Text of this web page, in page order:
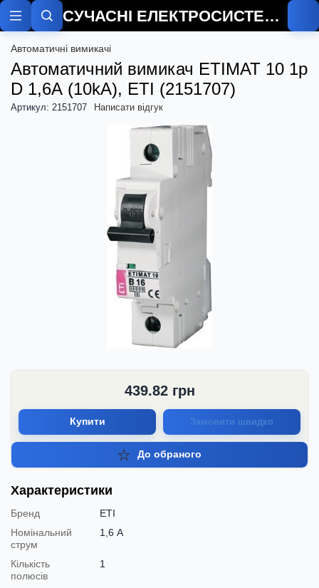
СУЧАСНІ ЕЛЕКТРОСИСТЕМИ
Автоматичні вимикачі
Автоматичний вимикач ETIMAT 10 1p
D 1,6А (10kA), ETI (2151707)
Артикул: 2151707 Написати відгук
439.82грн
Купити Замовити швидко
До обраного
Характеристики
Бренд
ETI
Номінальний
струм
1,6 А
Кількість
полюсів
1